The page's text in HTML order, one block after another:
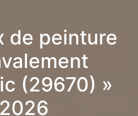
de peinture
(29670) »
2026